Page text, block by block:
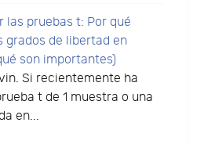
las pruebas t: Por qué
grados de libertad en
son importantes)
Si recientemente ha
t de 1 muestra o una
en...